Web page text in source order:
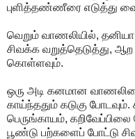
புளித்தண்ணீரை எடுத்து
வெறும் வாணலியில்,
சிவக்க வறுத்தெடுத்து,
கொள்ளவும்.
ஒரு அடி கனமான
காய்ந்ததும் கடுகு
பெருங்காயம்,
பூண்டு பற்களைப் போட்டு